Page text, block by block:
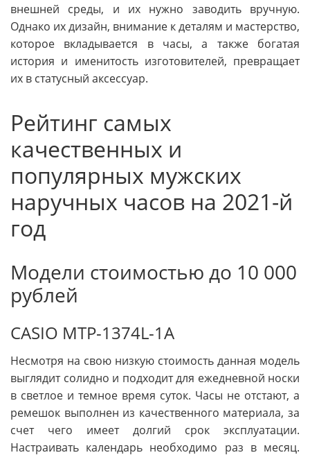
внешней среды, и их нужно заводить вручную.
Однако их дизайн, внимание к деталям и мастерство,
которое вкладывается в часы, а также богатая
история и именитость изготовителей, превращает
их в статусный аксессуар.
Рейтинг самых
качественных и
популярных мужских
наручных часов на 2021-й
год
Модели стоимостью до 10 000
рублей
CASIO MTP-1374L-1A
Несмотря на свою низкую стоимость данная модель
выглядит солидно и подходит для ежедневной носки
в светлое и темное время суток. Часы не отстают, а
ремешок выполнен из качественного материала, за
счет чего имеет долгий срок эксплуатации.
Настраивать календарь необходимо раз в месяц.